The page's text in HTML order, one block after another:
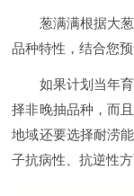
葱满满根据大
品种特性，结合您
如果计划当年
择非晚抽品种，而
地域还要选择耐涝
子抗病性、抗逆性方